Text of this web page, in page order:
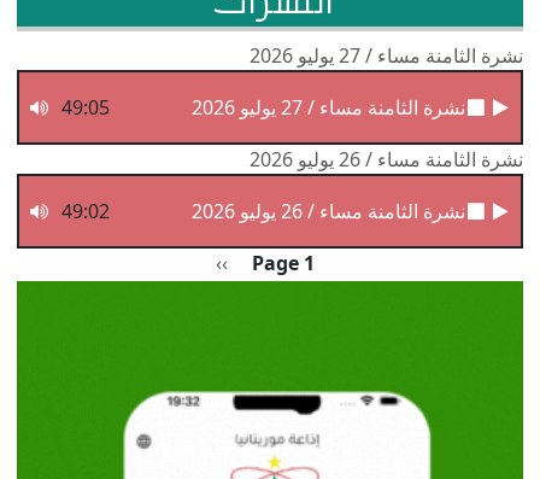
نشرة الثامنة مساء / 27 يوليو 2026
نشرة الثامنة مساء / 27 يوليو 2026
49:05
نشرة الثامنة مساء / 26 يوليو 2026
نشرة الثامنة مساء / 26 يوليو 2026
49:02
Page 1 الصفحة التالية
››